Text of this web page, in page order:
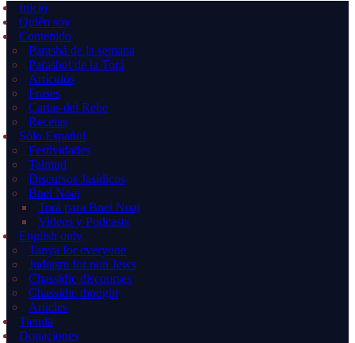
Inicio
Quién soy
Contenido
Parashá de la semana
Parashot de la Torá
Artículos
Frases
Cartas del Rebe
Recetas
Sólo Español
Festividades
Talmud
Discursos Jasídicos
Bnei Noaj
Torá para Bnei Noaj
Videos y Podcasts
English only
Tanya for everyone
Judaism for non Jews
Chassidic discourses
Chassidic thought
Articles
Tienda
Donaciones